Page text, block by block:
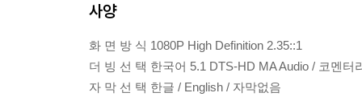
사양
화 면 방 식 1080P High Definition 2.35::1
더 빙 선 택 한국어 5.1 DTS-HD MA Audio / 코멘터
자 막 선 택 한글 / English / 자막없음